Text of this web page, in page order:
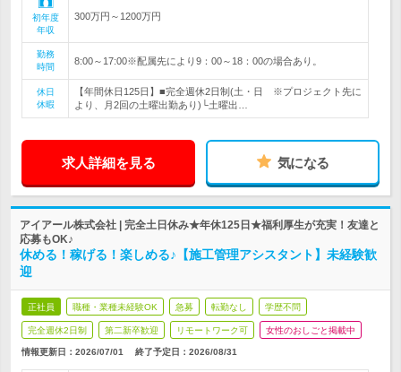
初年度
年収
300万円～1200万円
勤務
時間
8:00～17:00※配属先により9：00～18：00の場合あり。
休日
休暇
【年間休日125日】■完全週休2日制(土・日 ※プロジェクト先に
より、月2回の土曜出勤あり)└土曜出…
求人詳細を見る 気になる
アイアール株式会社 | 完全土日休み★年休125日★福利厚生が充実！友達と
応募もOK♪
休める！稼げる！楽しめる♪【施工管理アシスタント】未経験歓
迎
正社員 職種・業種未経験OK 急募 転勤なし 学歴不問
完全週休2日制 第二新卒歓迎 リモートワーク可 女性のおしごと掲載中
情報更新日：2026/07/01 終了予定日： 2026/08/31